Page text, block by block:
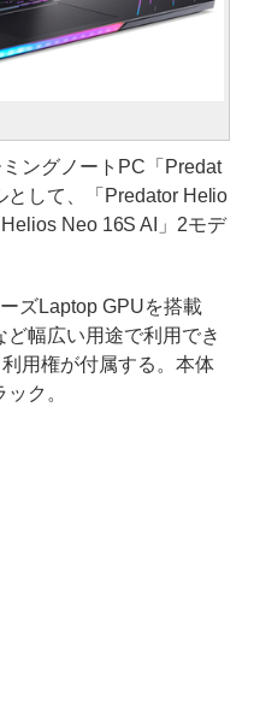
ングノートPC「Predat
して、「Predator Helio
Neo 16S AI」2モデ
ズLaptop GPUを搭載
幅広い用途で利用でき
用権が付属する。本体
ク。